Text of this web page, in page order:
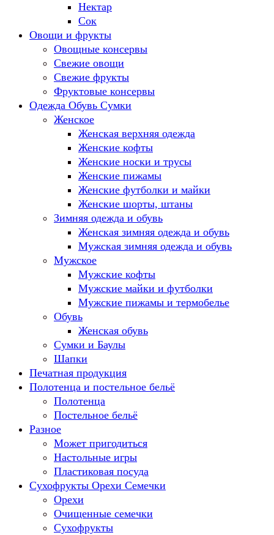
Нектар
Сок
Овощи и фрукты
Овощные консервы
Свежие овощи
Свежие фрукты
Фруктовые консервы
Одежда Обувь Сумки
Женское
Женская верхняя одежда
Женские кофты
Женские носки и трусы
Женские пижамы
Женские футболки и майки
Женские шорты, штаны
Зимняя одежда и обувь
Женская зимняя одежда и обувь
Мужская зимняя одежда и обувь
Мужское
Мужские кофты
Мужские майки и футболки
Мужские пижамы и термобелье
Обувь
Женская обувь
Сумки и Баулы
Шапки
Печатная продукция
Полотенца и постельное бельё
Полотенца
Постельное бельё
Разное
Может пригодиться
Настольные игры
Пластиковая посуда
Сухофрукты Орехи Семечки
Орехи
Очищенные семечки
Сухофрукты